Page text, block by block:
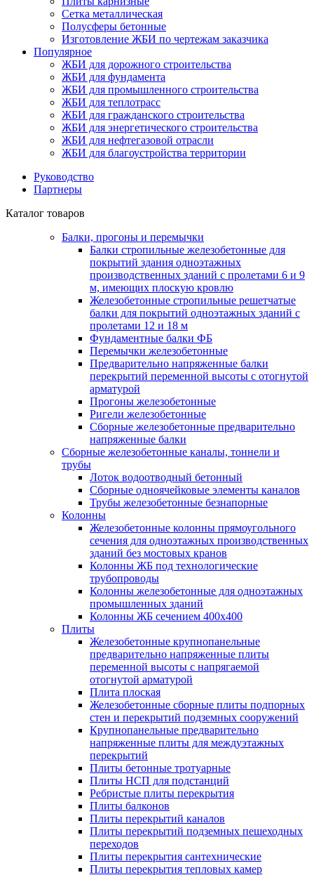
Сетка металлическая
Полусферы бетонные
Изготовление ЖБИ по чертежам заказчика
Популярное
ЖБИ для дорожного строительства
ЖБИ для фундамента
ЖБИ для промышленного строительства
ЖБИ для теплотрасс
ЖБИ для гражданского строительства
ЖБИ для энергетического строительства
ЖБИ для нефтегазовой отрасли
ЖБИ для благоустройства территории
Руководство
Партнеры
Каталог товаров
Балки, прогоны и перемычки
Балки стропильные железобетонные для
покрытий здания одноэтажных
производственных зданий с пролетами 6 и 9
м, имеющих плоскую кровлю
Железобетонные стропильные решетчатые
балки для покрытий одноэтажных зданий с
пролетами 12 и 18 м
Фундаментные балки ФБ
Перемычки железобетонные
Предварительно напряженные балки
перекрытий переменной высоты с отогнутой
арматурой
Прогоны железобетонные
Ригели железобетонные
Сборные железобетонные предварительно
напряженные балки
Сборные железобетонные каналы, тоннели и
трубы
Лоток водоотводный бетонный
Сборные одноячейковые элементы каналов
Трубы железобетонные безнапорные
Колонны
Железобетонные колонны прямоугольного
сечения для одноэтажных производственных
зданий без мостовых кранов
Колонны ЖБ под технологические
трубопроводы
Колонны железобетонные для одноэтажных
промышленных зданий
Колонны ЖБ сечением 400х400
Плиты
Железобетонные крупнопанельные
предварительно напряженные плиты
переменной высоты с напрягаемой
отогнутой арматурой
Плита плоская
Железобетонные сборные плиты подпорных
стен и перекрытий подземных сооружений
Крупнопанельные предварительно
напряженные плиты для междуэтажных
перекрытий
Плиты бетонные тротуарные
Плиты НСП для подстанций
Ребристые плиты перекрытия
Плиты балконов
Плиты перекрытий каналов
Плиты перекрытий подземных пешеходных
переходов
Плиты перекрытия сантехнические
Плиты перекрытия тепловых камер